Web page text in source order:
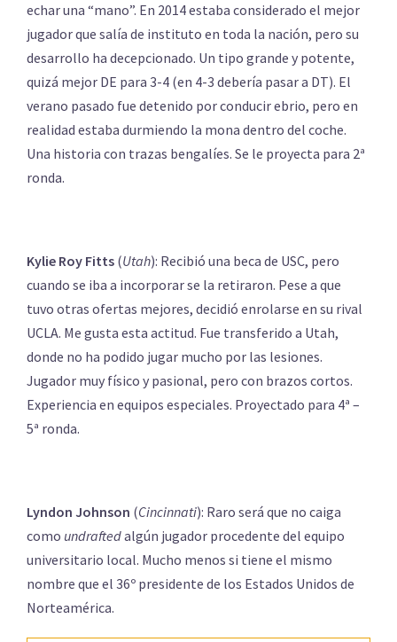
echar una “mano”. En 2014 estaba considerado el mejor
jugador que salía de instituto en toda la nación, pero su
desarrollo ha decepcionado. Un tipo grande y potente,
quizá mejor DE para 3-4 (en 4-3 debería pasar a DT). El
verano pasado fue detenido por conducir ebrio, pero en
realidad estaba durmiendo la mona dentro del coche.
Una historia con trazas bengalíes. Se le proyecta para 2ª
ronda.
Kylie Roy Fitts (Utah): Recibió una beca de USC, pero
cuando se iba a incorporar se la retiraron. Pese a que
tuvo otras ofertas mejores, decidió enrolarse en su rival
UCLA. Me gusta esta actitud. Fue transferido a Utah,
donde no ha podido jugar mucho por las lesiones.
Jugador muy físico y pasional, pero con brazos cortos.
Experiencia en equipos especiales. Proyectado para 4ª –
5ª ronda.
Lyndon Johnson (Cincinnati): Raro será que no caiga
como undraftedalgún jugador procedente del equipo
universitario local. Mucho menos si tiene el mismo
nombre que el 36º presidente de los Estados Unidos de
Norteamérica.